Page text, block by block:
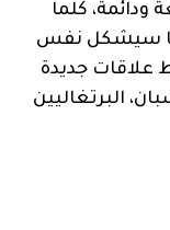
كلما
سيشكل نفس
جديدة
البرتغاليين